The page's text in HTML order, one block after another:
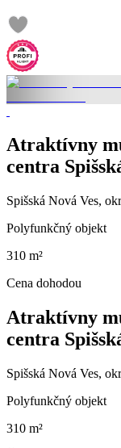
Atraktívny
centra
Spišská Nová Ves,
Polyfunkčný objekt
310 m²
Cena dohodou
Atraktívny
centra
Spišská Nová Ves,
Polyfunkčný objekt
310 m²